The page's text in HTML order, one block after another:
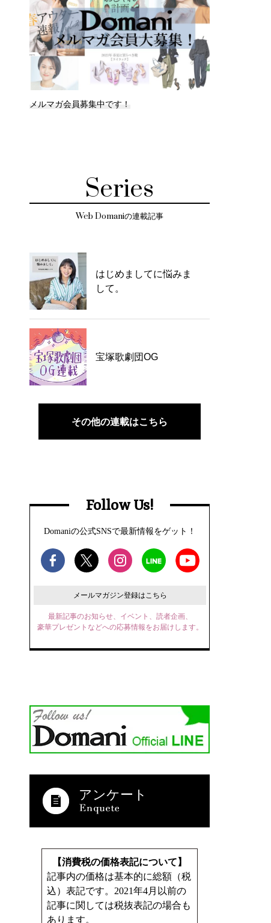
メルマガ会員募集中です！
Series
Web Domaniの連載記事
はじめましてに悩みま
して。
宝塚歌劇団OG
その他の連載はこちら
Follow Us!
Domaniの公式SNSで最新情報をゲット！
メールマガジン登録はこちら
最新記事のお知らせ、イベント、読者企画、
豪華プレゼントなどへの応募情報をお届けします。
アンケート
【消費税の価格表記について】
記事内の価格は基本的に総額（税
込）表記です。2021年4月以前の
記事に関しては税抜表記の場合も
あります。